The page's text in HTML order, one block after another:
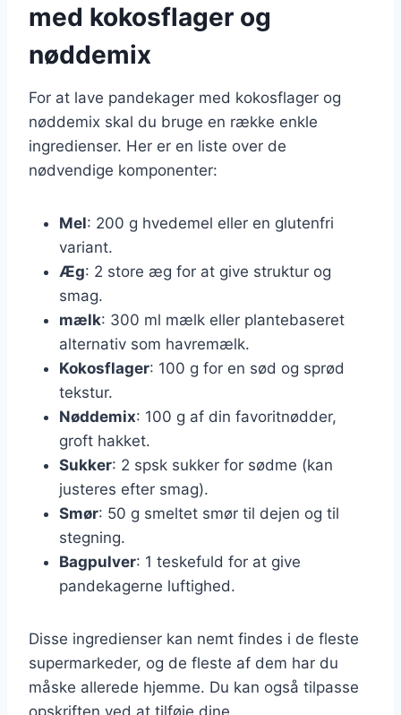
med kokosflager og
nøddemix
For at lave pandekager med kokosflager og
nøddemix skal du bruge en række enkle
ingredienser. Her er en liste over de
nødvendige komponenter:
Mel: 200 g hvedemel eller en glutenfri
variant.
Æg: 2 store æg for at give struktur og
smag.
mælk: 300 ml mælk eller plantebaseret
alternativ som havremælk.
Kokosflager: 100 g for en sød og sprød
tekstur.
Nøddemix: 100 g af din favoritnødder,
groft hakket.
Sukker: 2 spsk sukker for sødme (kan
justeres efter smag).
Smør: 50 g smeltet smør til dejen og til
stegning.
Bagpulver: 1 teskefuld for at give
pandekagerne luftighed.
Disse ingredienser kan nemt findes i de fleste
supermarkeder, og de fleste af dem har du
måske allerede hjemme. Du kan også tilpasse
opskriften ved at tilføje dine